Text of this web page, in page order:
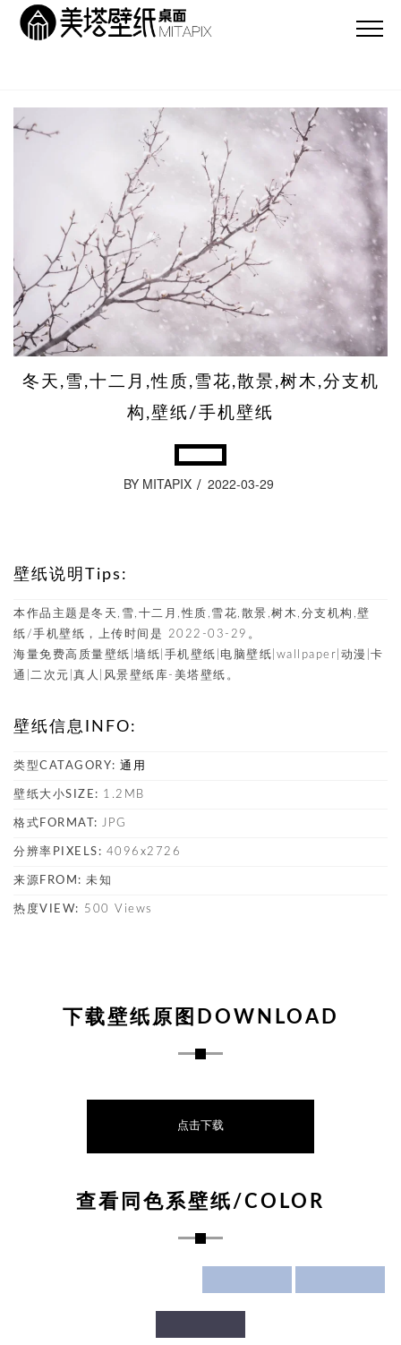
冬天,雪,十二月,性质,雪花,散景,树木,分支机
构,壁纸/手机壁纸
BY MITAPIX 2022-03-29
壁纸说明Tips:
本作品主题是冬天,雪,十二月,性质,雪花,散景,树木,分支机构,壁
纸/手机壁纸，上传时间是 2022-03-29。
海量免费高质量壁纸|墙纸|手机壁纸|电脑壁纸|wallpaper|动漫|卡
通|二次元|真人|风景壁纸库-美塔壁纸。
壁纸信息INFO:
类型CATAGORY: 通用
壁纸大小SIZE: 1.2MB
格式FORMAT: JPG
分辨率PIXELS: 4096x2726
来源FROM: 未知
热度VIEW: 500 Views
下载壁纸原图DOWNLOAD
点击下载
查看同色系壁纸/COLOR